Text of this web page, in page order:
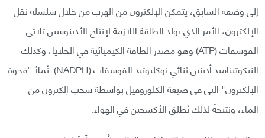
إلى وضعه السابق، يتمكن الإلكترون من الهرب من خلال سلسلة نقل
الإلكترون، الأمر الذي يولد الطاقة اللازمة لإنتاج الأدينوسين ثلاثي
الفوسفات (ATP) وهو مصدر الطاقة الكيميائية في الخلايا، وكذلك
النيكوتيناميد أدينين ثنائي نوكليوتيد الفوسفات (NADPH). تُملأ "فجوة
الإلكترون" التي في صبغة الكلوروفيل بواسطة سحب إلكترون من
الماء، ونتيجةً لذلك يُطلق الأكسجين في الهواء.